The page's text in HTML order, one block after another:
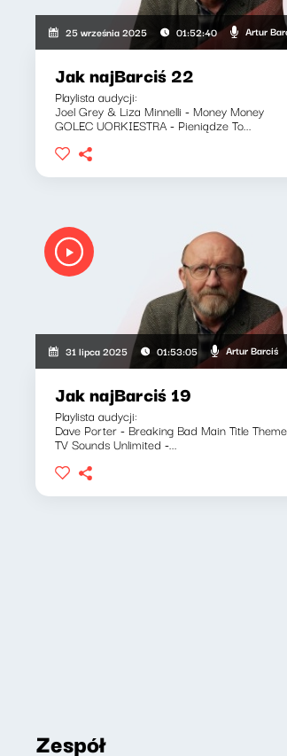
25 września 2025 01:52:40 Artur
Jak najBarciś 22
Playlista audycji:
Joel Grey & Liza Minnelli - Money Money
GOLEC UORKIESTRA - Pieniądze To...
31 lipca 2025 01:53:05 Artur Barciś
Jak najBarciś 19
Playlista audycji:
Dave Porter - Breaking Bad Main Title
TV Sounds Unlimited -...
Zespół